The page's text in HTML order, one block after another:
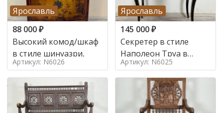
Ярославль
88 000₽
Высокий комод/шкаф
в стиле шинуазри,
Артикул: N6026
Ярославль
145 000₽
Секретер в стиле
Наполеон Труа в
стиле 19 век
Артикул: N6025